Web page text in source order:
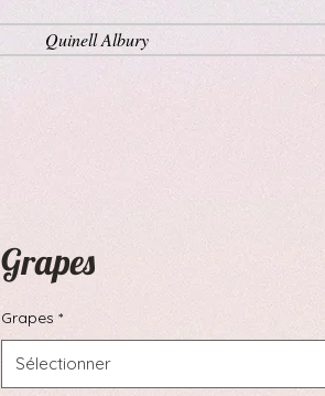
Quinell Albury
Grapes
Grapes *
Sélectionner